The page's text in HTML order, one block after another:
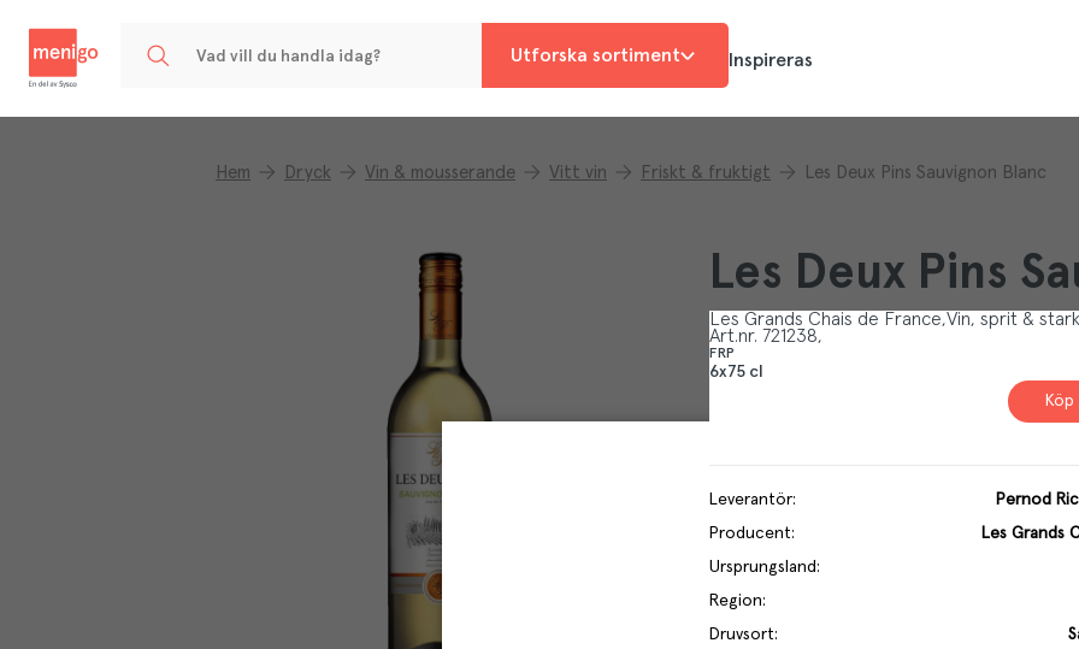
Utforska sortiment Inspireras
Hem Dryck Vin & mousserande Vitt vin Friskt & fruktigt Les Deux Pins Sauvignon Blanc
Les Deux Pins
Les Grands Chais de France Vin, sprit &
Art.nr. 721238
FRP
6x75 cl
Köp
Leverantör:
Pernod
Producent:
Les Grands
Ursprungsland :
Region:
Druvsort: